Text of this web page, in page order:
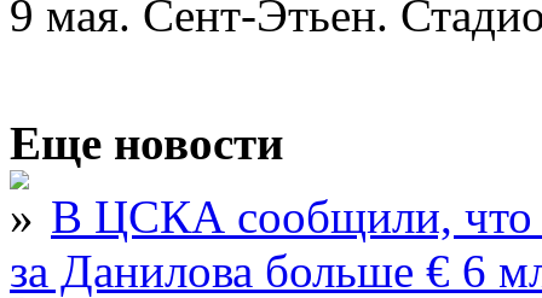
9 мая. Сент-Этьен.
Еще новости
В ЦСКА сообщили, что
за Данилова больше € 6